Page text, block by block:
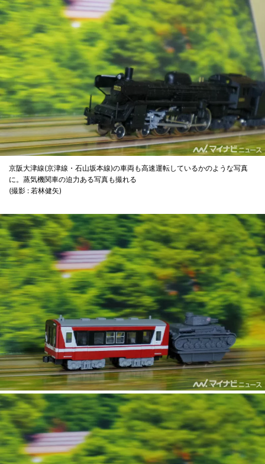
京阪大津線(京津線・石山坂本線)の車両も高速運転しているかのような写真
に。蒸気機関車の迫力ある写真も撮れる
(撮影 : 若林健矢)